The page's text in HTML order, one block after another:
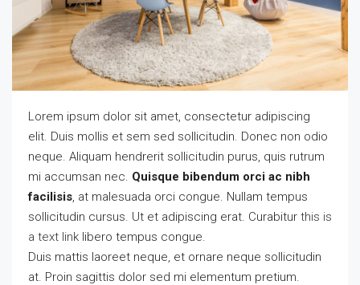
Lorem ipsum dolor sit amet, consectetur adipiscing
elit. Duis mollis et sem sed sollicitudin. Donec non odio
neque. Aliquam hendrerit sollicitudin purus, quis rutrum
mi accumsan nec. Quisque bibendum orci ac nibh
facilisis , at malesuada orci congue. Nullam tempus
sollicitudin cursus. Ut et adipiscing erat. Curabitur this is
a text link libero tempus congue.
Duis mattis laoreet neque, et ornare neque sollicitudin
at. Proin sagittis dolor sed mi elementum pretium.